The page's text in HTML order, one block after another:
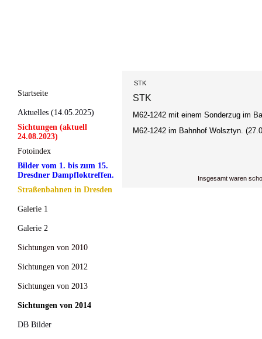
Startseite
Aktuelles (14.05.2025)
Sichtungen (aktuell
24.08.2023)
Fotoindex
Bilder vom 1. bis zum 15.
Dresdner Dampfloktreffen.
Straßenbahnen in Dresden
Galerie 1
Galerie 2
Sichtungen von 2010
Sichtungen von 2012
Sichtungen von 2013
Sichtungen von 2014
DB Bilder
STK
STK
M62-1242 mit einem Sonderzug im
M62-1242 im Bahnhof Wolsztyn.
Insgesamt waren